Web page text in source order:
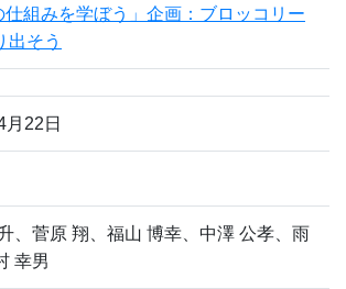
仕組みを学ぼう」企画：ブロッコリー
出そう
月22日
、菅原 翔、福山 博幸、中澤 公孝、雨
幸男